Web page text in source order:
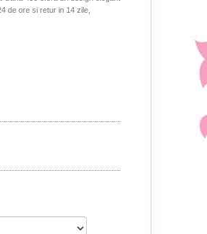
de ore si retur in 14 zile,